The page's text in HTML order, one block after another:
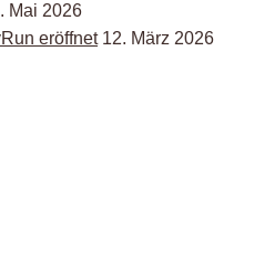
Mai 2026
eröffnet 12. März 2026